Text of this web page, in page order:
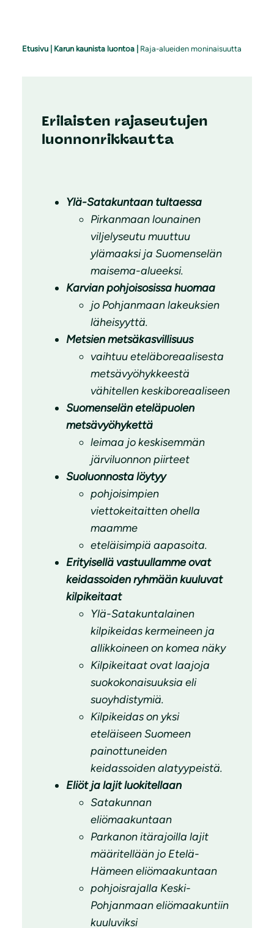
Etusivu Karun kaunista luontoa Raja-alueiden moninaisuutta
Erilaisten rajaseutujen
luonnonrikkautta
Ylä-Satakuntaan tultaessa
Pirkanmaan lounainen
viljelyseutu muuttuu
ylämaaksi ja Suomenselän
maisema-alueeksi.
Karvian pohjoisosissa huomaa
jo Pohjanmaan lakeuksien
läheisyyttä.
Metsien metsäkasvillisuus
vaihtuueteläboreaalisesta
metsävyöhykkeestä
vähitellen keskiboreaaliseen
Suomenselän eteläpuolen
metsävyöhykettä
leimaa jo keskisemmän
järviluonnon piirteet
Suoluonnosta löytyy
pohjoisimpien
viettokeitaittenohella
maamme
eteläisimpiä aapasoita.
Erityisellä vastuullamme ovat
keidassoiden ryhmään kuuluvat
kilpikeitaat
Ylä-Satakuntalainen
kilpikeidas kermeineen ja
allikkoineen on komea näky
Kilpikeitaat ovat laajoja
suokokonaisuuksia eli
suoyhdistymiä.
Kilpikeidas on yksi
eteläiseen Suomeen
painottuneiden
keidassoiden alatyypeistä.
Eliöt ja lajit luokitellaan
Satakunnan
eliömaakuntaan
Parkanon itärajoilla lajit
määritellään jo Etelä-
Hämeen eliömaakuntaan
pohjoisrajalla Keski-
Pohjanmaan eliömaakuntiin
kuuluviksi